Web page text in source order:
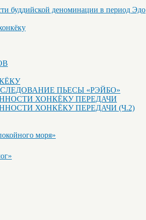
буддийской деноминации в период Эдо
ПЬЕСЫ «РЭЙБО»
ХОНКЁКУ ПЕРЕДАЧИ
ХОНКЁКУ ПЕРЕДАЧИ (Ч.2)
моря»